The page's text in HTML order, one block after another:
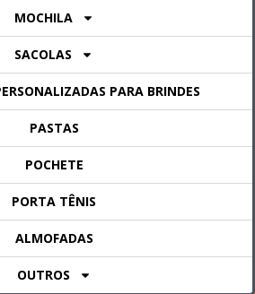
MOCHILA
SACOLAS
PARA BRINDES
PASTAS
POCHETE
PORTA TÊNIS
ALMOFADAS
OUTROS